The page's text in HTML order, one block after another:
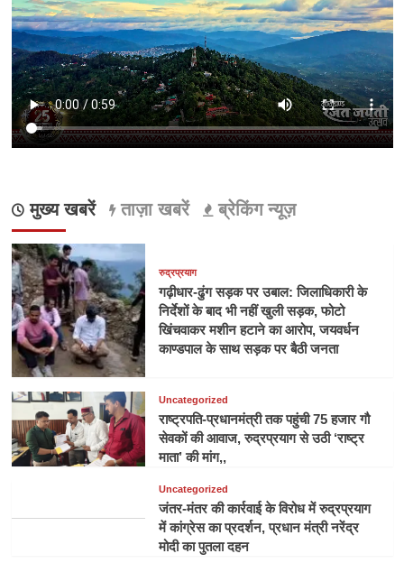
मुख्य खबरें ताज़ा खबरें ब्रेकिंग न्यूज़
रुद्रप्रयाग
गढ़ीधार-ढुंग सड़क पर उबाल: जिलाधिकारी के
निर्देशों के बाद भी नहीं खुली सड़क, फोटो
खिंचवाकर मशीन हटाने का आरोप, जयवर्धन
काण्डपाल के साथ सड़क पर बैठी जनता
Uncategorized
राष्ट्रपति-प्रधानमंत्री तक पहुंची 75 हजार गौ
सेवकों की आवाज, रुद्रप्रयाग से उठी ‘राष्ट्र
माता’ की मांग,,
Uncategorized
जंतर-मंतर की कार्रवाई के विरोध में रुद्रप्रयाग
में कांग्रेस का प्रदर्शन, प्रधान मंत्री नरेंद्र
मोदी का पुतला दहन